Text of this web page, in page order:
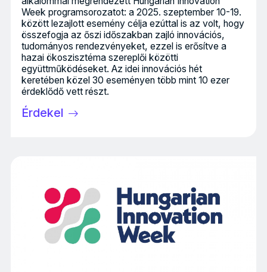
Week programsorozatot: a 2025. szeptember 10-19.
között lezajlott esemény célja ezúttal is az volt, hogy
összefogja az őszi időszakban zajló innovációs,
tudományos rendezvényeket, ezzel is erősítve a
hazai ökoszisztéma szereplői közötti
együttműködéseket. Az idei innovációs hét
keretében közel 30 eseményen több mint 10 ezer
érdeklődő vett részt.
Érdekel